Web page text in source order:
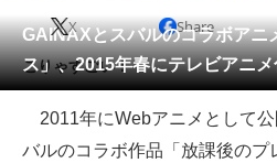
会員記事
メディア
注目記事を集めた総合ページ
GAINAXとスバルのコラボアニ
ス」、2015年春にテレビアニ
X Share
こりゃすごい！
2011年にWebアニメとして
バルのコラボ作品「放課後の